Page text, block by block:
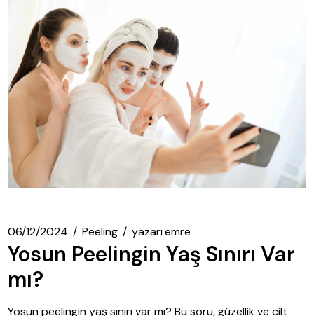
06/12/2024 Peeling yazarıemre
Yosun Peelingin Yaş Sınırı Var
mı?
Yosun peelingin yaş sınırı var mı? Bu soru, güzellik ve cilt